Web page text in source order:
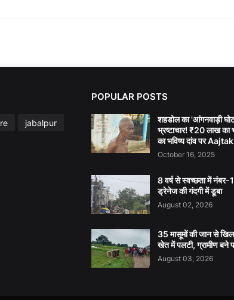
jabalpur
POPULAR POSTS
शहडोल का 'आंगनवाड़ी
भ्रष्टाचार! ₹20 लाख का
का भविष्य दांव पर
October 16, 2025
8 वर्ष से स्वच्छता में नंबर-
ड्रेनेज की गंदगी में डूबा
August 02, 2026
35 मासूमों की जान से
खेत में पलटी, ग्रामीण बने
August 03, 2026